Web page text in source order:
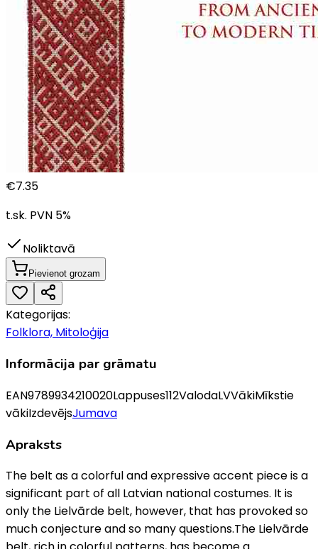
€7.35
t.sk. PVN 5%
Noliktavā
Pievienot grozam
Kategorijas:
Folklora, Mitoloģija
Informācija par grāmatu
EAN9789934210020Lappuses112ValodaLVVākiMīkstie
vākiIzdevējsJumava
Apraksts
The belt as a colorful and expressive accent piece is a
significant part of all Latvian national costumes. It is
only the Lielvārde belt, however, that has provoked so
much conjecture and so many questions.The Lielvārde